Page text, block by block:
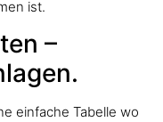
ist.
–
einfache Tabelle wo